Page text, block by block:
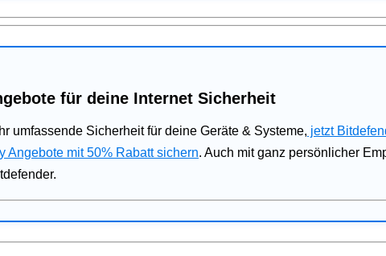
für deine Internet Sicherheit
umfassende Sicherheit für deine Geräte & Systeme, jetzt
Angebote mit 50% Rabatt sichern. Auch mit ganz persönlicher